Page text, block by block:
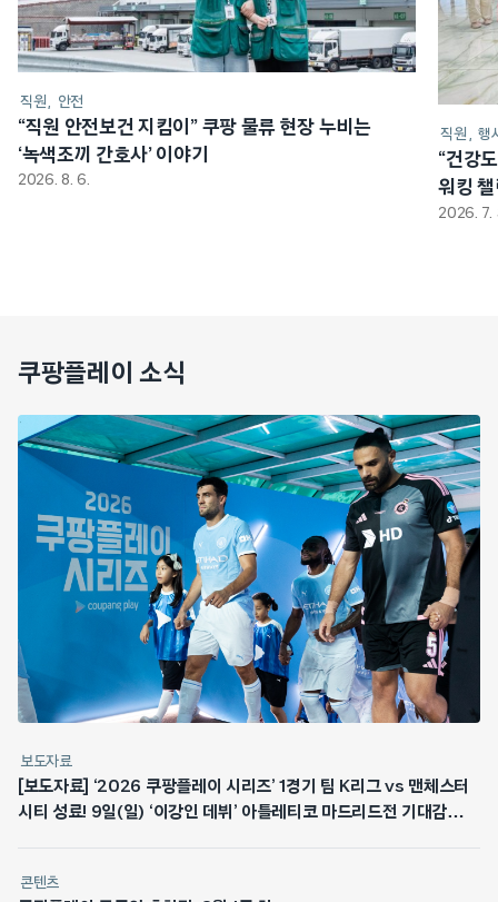
직원 안전
“직원 안전보건 지킴이” 쿠팡 물류 현장 누비는
‘녹색조끼 간호사’ 이야기
2026. 8. 6.
직원 행
“건강
워킹
2026. 7.
쿠팡플레이 소식
보도자료
[보도자료] ‘2026 쿠팡플레이 시리즈’ 1경기 팀 K리그 vs 맨체스터
시티 성료! 9일(일) ‘이강인 데뷔’ 아틀레티코 마드리드전 기대감
콘텐츠